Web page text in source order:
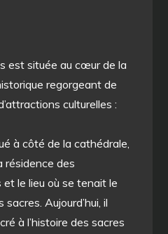
est située au cœur de la
regorgeant de
culturelles :
à côté de la cathédrale,
résidence des
le lieu où se tenait le
Aujourd’hui, il
à l’histoire des sacres